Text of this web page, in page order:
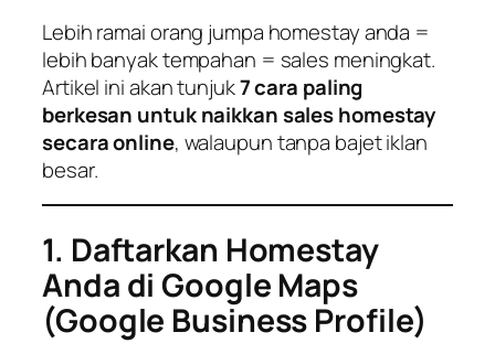
Lebih ramai orang jumpa homestay anda =
lebih banyak tempahan = sales meningkat.
Artikel ini akan tunjuk7 cara paling
berkesan untuk naikkan sales homestay
secara online, walaupun tanpa bajet iklan
besar.
1. Daftarkan Homestay
Anda di Google Maps
(Google Business Profile)